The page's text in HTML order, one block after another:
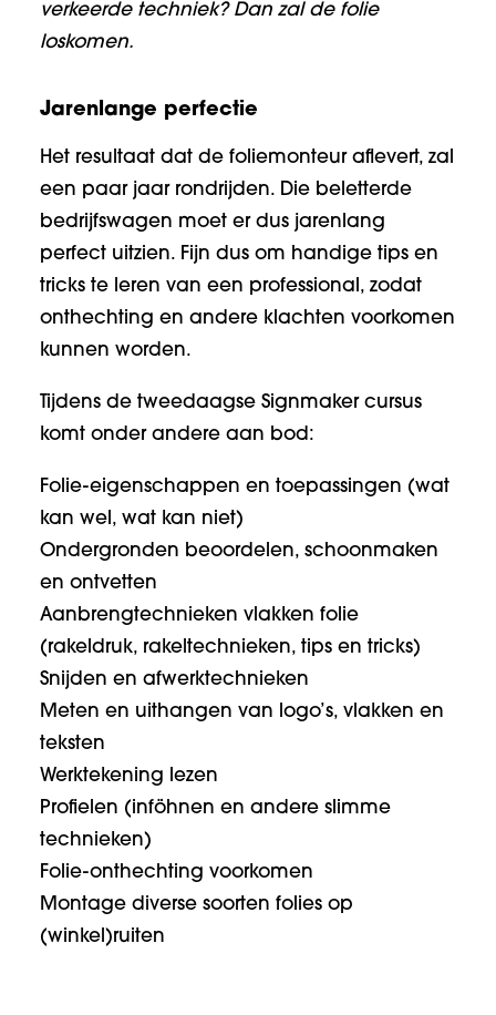
verkeerde techniek? Dan zal de folie
loskomen.
Jarenlange perfectie
Het resultaat dat de foliemonteur aflevert, zal
een paar jaar rondrijden. Die beletterde
bedrijfswagen moet er dus jarenlang
perfect uitzien. Fijn dus om handige tips en
tricks te leren van een professional, zodat
onthechting en andere klachten voorkomen
kunnen worden.
Tijdens de tweedaagse Signmaker cursus
komt onder andere aan bod:
Folie-eigenschappen en toepassingen (wat
kan wel, wat kan niet)
Ondergronden beoordelen, schoonmaken
en ontvetten
Aanbrengtechnieken vlakken folie
(rakeldruk, rakeltechnieken, tips en tricks)
Snijden en afwerktechnieken
Meten en uithangen van logo’s, vlakken en
teksten
Werktekening lezen
Profielen (inföhnen en andere slimme
technieken)
Folie-onthechting voorkomen
Montage diverse soorten folies op
(winkel)ruiten